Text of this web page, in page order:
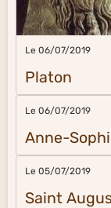
Le 06/07/2019
Platon
Le 06/07/2019
Anne-
Le 05/07/2019
Saint